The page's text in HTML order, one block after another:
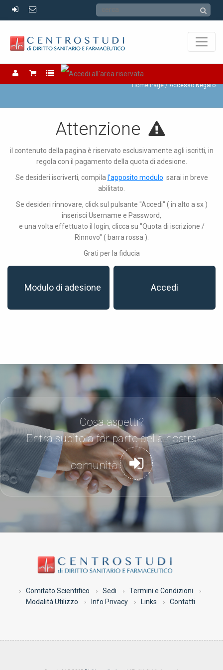
Accesso Negato
Home Page Accesso Negato
Attenzione
il contenuto della pagina è riservato esclusivamente agli iscritti, in
regola con il pagamento della quota di adesione.
Se desideri iscriverti, compila l'apposito modulo: sarai in breve
abilitato.
Se desideri rinnovare, click sul pulsante "Accedi" ( in alto a sx )
inserisci Username e Password,
e una volta effettuato il login, clicca su "Quota di iscrizione /
Rinnovo" ( barra rossa ).
Grati per la fiducia
Modulo di adesione Accedi
Cosa aspetti?
Entra subito a far parte della nostra
comunità
Comitato Scientifico Sedi
Termini e Condizioni
Modalità Utilizzo
Info Privacy Links Contatti